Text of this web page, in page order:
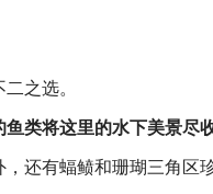
之选。
类将这里的水下美景尽收
还有蝠鲼和珊瑚三角区